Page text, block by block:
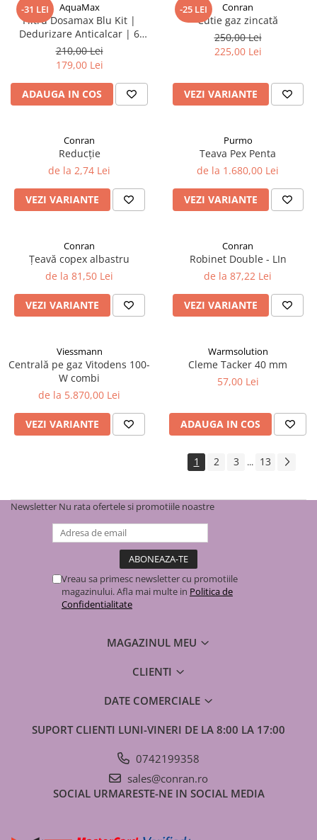
-31 LEI AquaMax
Filtru Dosamax Blu Kit |
Dedurizare Anticalcar | 6
rezerve | 1/2''
210,00 Lei
179,00 Lei
ADAUGA IN COS
-25 LEI Conran
Cutie gaz zincată
250,00 Lei
225,00 Lei
VEZI VARIANTE
Conran
Reducție
de la 2,74 Lei
VEZI VARIANTE
Purmo
Teava Pex Penta
de la 1.680,00 Lei
VEZI VARIANTE
Conran
Țeavă copex albastru
de la 81,50 Lei
VEZI VARIANTE
Conran
Robinet Double - LIn
de la 87,22 Lei
VEZI VARIANTE
Viessmann
Centrală pe gaz Vitodens 100-
W combi
de la 5.870,00 Lei
VEZI VARIANTE
Warmsolution
Cleme Tacker 40 mm
57,00 Lei
ADAUGA IN COS
1 2 3 ... 13
Newsletter Nu rata ofertele si promotiile noastre
Vreau sa primesc newsletter cu promotiile
magazinului. Afla mai multe in Politica de
Confidentialitate
MAGAZINUL MEU
CLIENTI
DATE COMERCIALE
SUPORT CLIENTI LUNI-VINERI DE LA 8:00 LA 17:00
0742199358
sales@conran.ro
SOCIAL URMARESTE-NE IN SOCIAL MEDIA